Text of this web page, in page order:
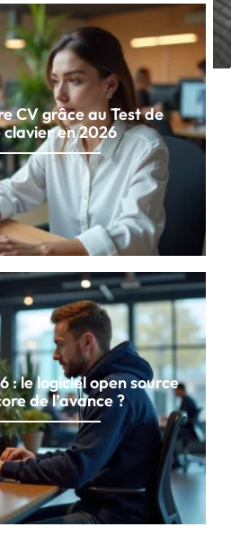
CV grâce au Test de
en 2026
: le logiciel open source
de l’avance ?